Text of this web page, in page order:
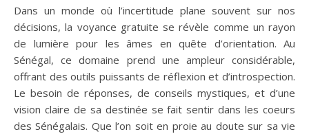
Dans un monde où l’incertitude plane souvent sur nos
décisions, la voyance gratuite se révèle comme un rayon
de lumière pour les âmes en quête d’orientation. Au
Sénégal, ce domaine prend une ampleur considérable,
offrant des outils puissants de réflexion et d’introspection.
Le besoin de réponses, de conseils mystiques, et d’une
vision claire de sa destinée se fait sentir dans les coeurs
des Sénégalais. Que l’on soit en proie au doute sur sa vie